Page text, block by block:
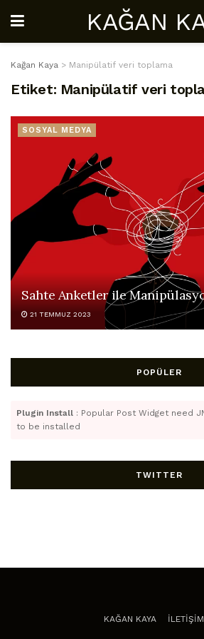
KAĞAN
Kağan Kaya > Manipülatif veri toplama
Etiket: Manipülatif veri
SOSYAL MEDYA
Sahte Anketler ile
21 TEMMUZ 2023
POPÜLER
Plugin Install : Popular Post Widget need
to be installed
TWITTER
KAĞAN KAYA İLETİŞİM